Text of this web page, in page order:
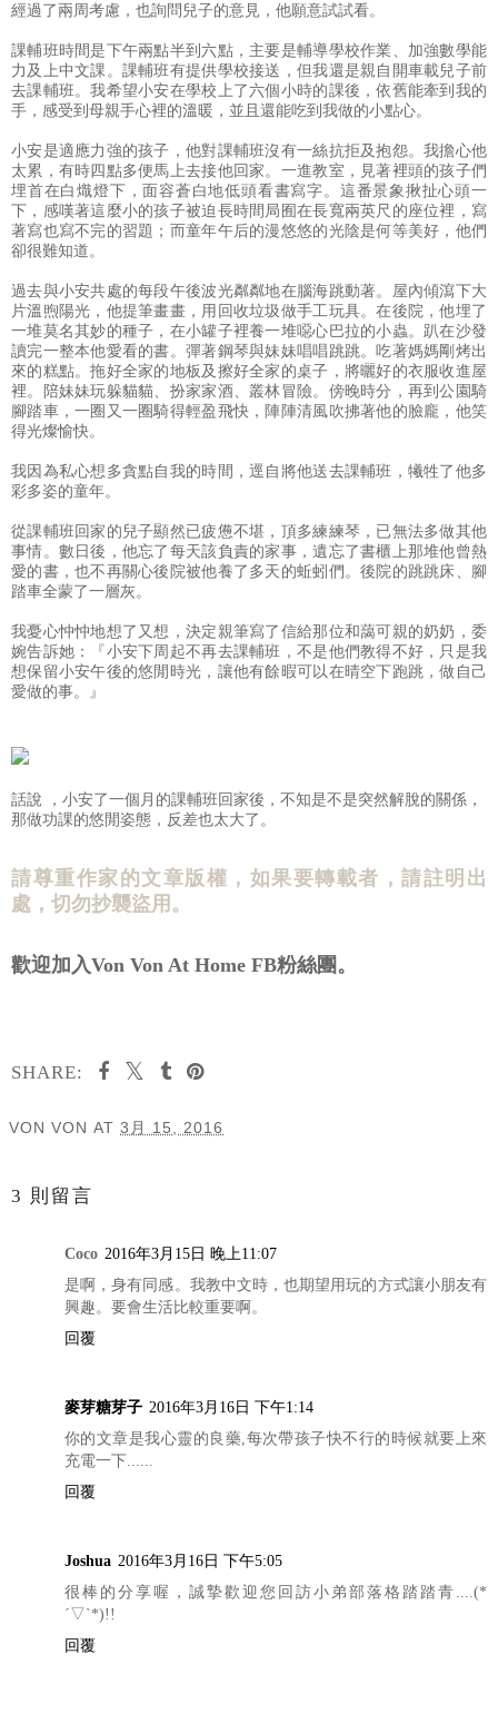
經過了兩周考慮，也詢問兒子的意見，他願意試試看。
課輔班時間是下午兩點半到六點，主要是輔導學校作業、加強數學能
力及上中文課。課輔班有提供學校接送，但我還是親自開車載兒子前
去課輔班。我希望小安在學校上了六個小時的課後，依舊能牽到我的
手，感受到母親手心裡的溫暖，並且還能吃到我做的小點心。
小安是適應力強的孩子，他對課輔班沒有一絲抗拒及抱怨。我擔心他
太累，有時四點多便馬上去接他回家。一進教室，見著裡頭的孩子們
埋首在白熾燈下，面容蒼白地低頭看書寫字。這番景象揪扯心頭一
下，感嘆著這麼小的孩子被迫長時間局囿在長寬兩英尺的座位裡，寫
著寫也寫不完的習題；而童年午后的漫悠悠的光陰是何等美好，他們
卻很難知道。
過去與小安共處的每段午後波光粼粼地在腦海跳動著。屋內傾瀉下大
片溫煦陽光，他提筆畫畫，用回收垃圾做手工玩具。在後院，他埋了
一堆莫名其妙的種子，在小罐子裡養一堆噁心巴拉的小蟲。趴在沙發
讀完一整本他愛看的書。彈著鋼琴與妹妹唱唱跳跳。吃著媽媽剛烤出
來的糕點。拖好全家的地板及擦好全家的桌子，將曬好的衣服收進屋
裡。陪妹妹玩躲貓貓、扮家家酒、叢林冒險。傍晚時分，再到公園騎
腳踏車，一圈又一圈騎得輕盈飛快，陣陣清風吹拂著他的臉龐，他笑
得光燦愉快。
我因為私心想多貪點自我的時間，逕自將他送去課輔班，犧牲了他多
彩多姿的童年。
從課輔班回家的兒子顯然已疲憊不堪，頂多練練琴，已無法多做其他
事情。數日後，他忘了每天該負責的家事，遺忘了書櫃上那堆他曾熱
愛的書，也不再關心後院被他養了多天的蚯蚓們。後院的跳跳床、腳
踏車全蒙了一層灰。
我憂心忡忡地想了又想，決定親筆寫了信給那位和藹可親的奶奶，委
婉告訴她：『小安下周起不再去課輔班，不是他們教得不好，只是我
想保留小安午後的悠閒時光，讓他有餘暇可以在晴空下跑跳，做自己
愛做的事。』
話說 ，小安了一個月的課輔班回家後，不知是不是突然解脫的關係，
那做功課的悠閒姿態，反差也太大了。
請尊重作家的文章版權，如果要轉載者，請註明出
處，切勿抄襲盜用。
歡迎加入Von Von At Home FB粉絲團。
SHARE:
VON VON AT 3月 15, 2016
3 則留言
Coco 2016年3月15日 晚上11:07
是啊，身有同感。我教中文時，也期望用玩的方式讓小朋友有
興趣。要會生活比較重要啊。
回覆
麥芽糖芽子 2016年3月16日 下午1:14
你的文章是我心靈的良藥,每次帶孩子快不行的時候就要上來
充電一下......
回覆
Joshua 2016年3月16日 下午5:05
很棒的分享喔，誠摯歡迎您回訪小弟部落格踏踏青....(*
´▽`*)!!
回覆